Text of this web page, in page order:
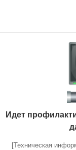
Идет
[Техническая